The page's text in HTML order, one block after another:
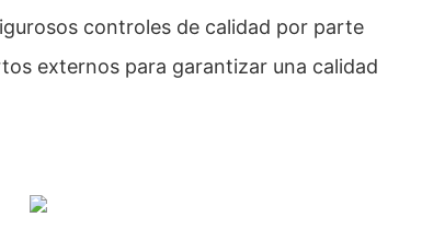
controles de calidad por parte
externos para garantizar una calidad